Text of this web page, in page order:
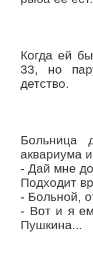
Когда ей
33, но
детство.
Больница
аквариума
- Дай мне
Подходит
- Больной,
- Вот и я
Пушкина...